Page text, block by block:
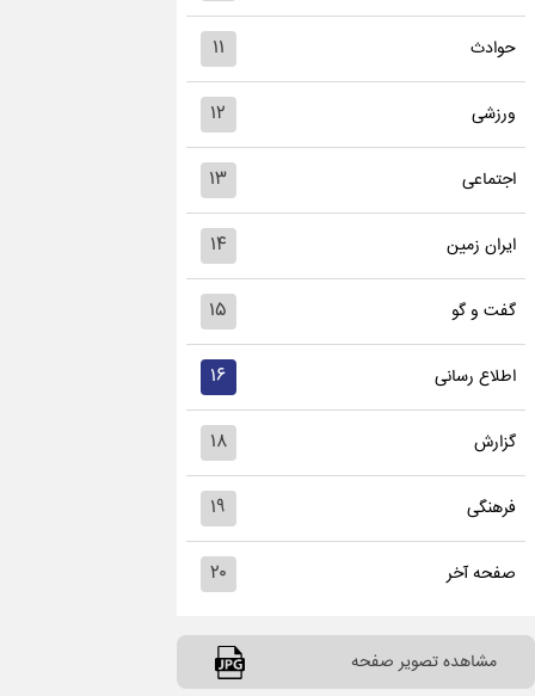
حوادث ۱۱
ورزشی ۱۲
اجتماعی ۱۳
ایران زمین ۱۴
گفت و گو ۱۵
اطلاع رسانی ۱۶
گزارش ۱۸
فرهنگی ۱۹
صفحه آخر ۲۰
مشاهده تصویر صفحه